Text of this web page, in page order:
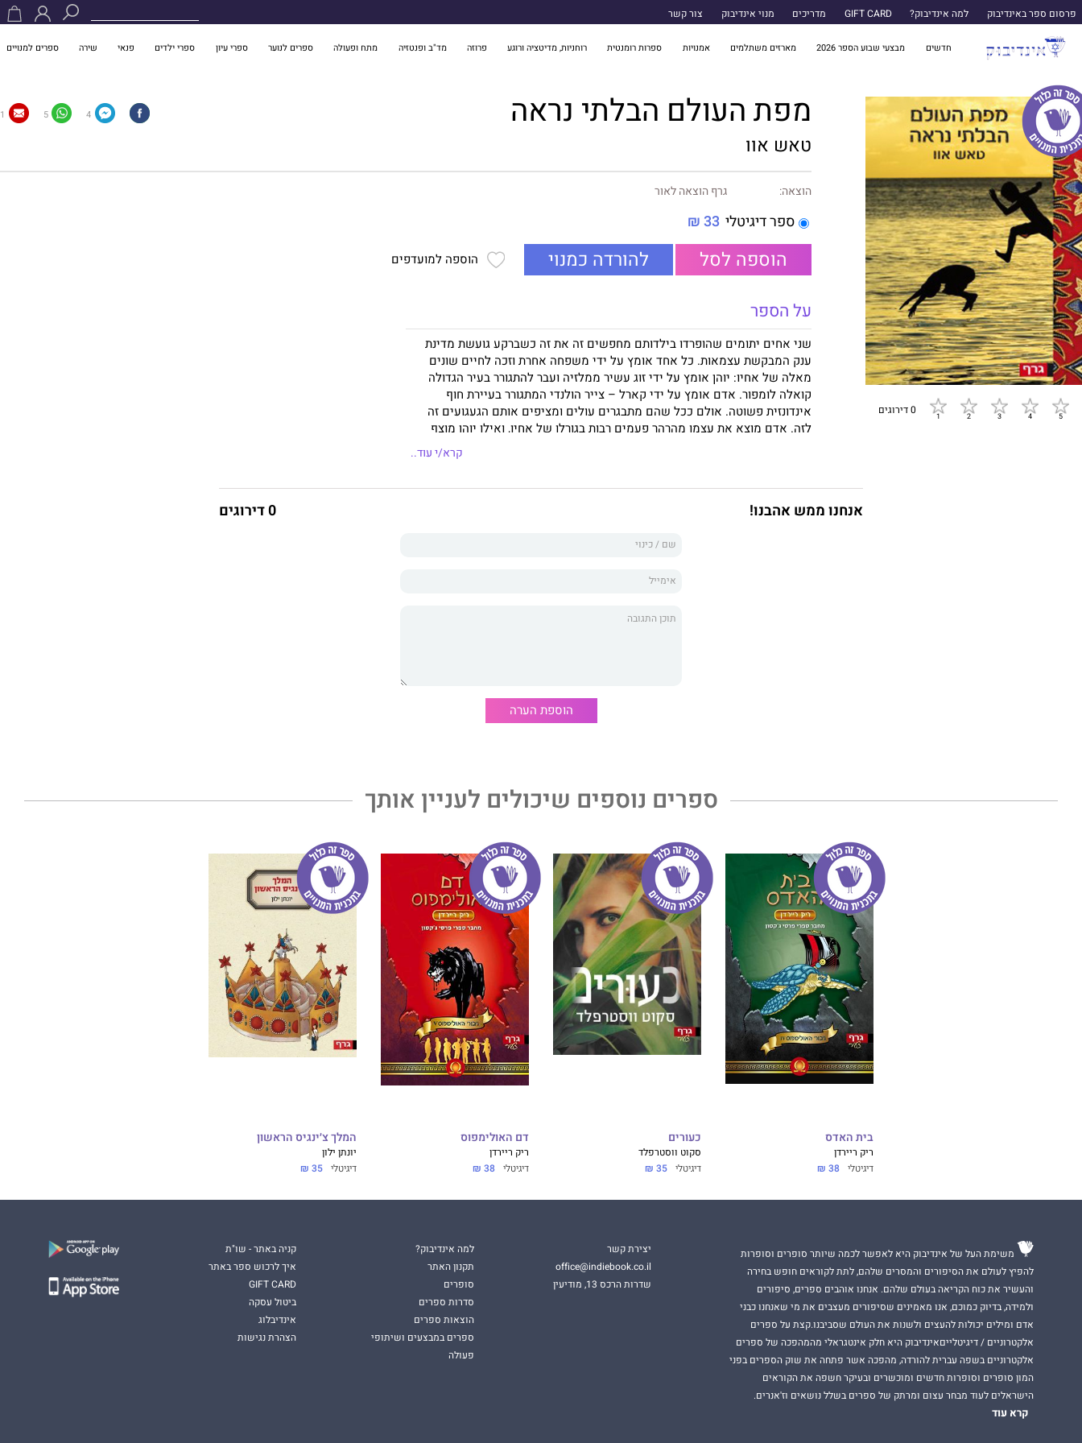
פרסום ספר באינדיבוק למה אינדיבוק? GIFT CARD מדריכים מנוי אינדיבוק צור קשר
חדשים מבצעי שבוע הספר 2026 מארזים משתלמים אמנויות ספרות רומנטית רוחניות, מדיטציה ורוגע פרוזה מד"ב ופנטזיה מתח ופעולה ספרים לנוער ספרי עיון ספרי ילדים פנאי שירה ספרים למנויים
0 דירוגים
מפת העולם הבלתי נראה 4
5
1
טאש אוו
הוצאה: גרף הוצאה לאור
ספר דיגיטלי 33 ₪
הוספה לסל להורדה כמנוי הוספה למועדפים
על הספר
שני אחים יתומים שהופרדו בילדותם מחפשים זה את זה כשברקע גועשת מדינת
ענק המבקשת עצמאות. כל אחד אומץ על ידי משפחה אחרת וזכה לחיים שונים
מאלה של אחיו: יוהן אומץ על ידי זוג עשיר ממלזיה ועבר להתגורר בעיר הגדולה
קואלה לומפור. אדם אומץ על ידי קארל – צייר הולנדי המתגורר בעיירת חוף
אינדונזית פשוטה. אולם ככל שהם מתבגרים עולים ומציפים אותם הגעגועים זה
לזה. אדם מוצא את עצמו מהרהר פעמים רבות בגורלו של אחיו, ואילו יוהן מוצף
רגשות אשמה כשהוא נזכר כיצד נטש את אחיו הצעיר. כל זאת על רקע התגברות
המהומות באינדונזיה של שנות השישים של המאה העשרים. אינדונזיה המבקשת
בידי המורדים, אדם נשבע שיעשה הכל כדי למצוא אותו.
מלחמת אזרחים, דרך סיפורם של שני אחים שכבר מילדותם נלכדו בסיטואציה בלתי
קרא/י עוד..
אנחנו ממש אהבנו! 0 דירוגים
הוספת הערה
ספרים נוספים שיכולים לעניין אותך
בית האדס
ריק ריירדן
דיגיטלי 38 ₪
כעורים
סקוט ווסטרפלד
דיגיטלי 35 ₪
דם האולימפוס
ריק ריירדן
דיגיטלי 38 ₪
המלך צ׳ינגיס הראשון
יונתן ילון
דיגיטלי 35 ₪
משימת העל של אינדיבוק היא לאפשר לכמה שיותר סופרים וסופרות
להפיץ לעולם את הסיפורים והמסרים שלהם, לתת לקוראים חופש בחירה
והעשיר את כוח הקריאה בעולם שלהם. אנחנו אוהבים ספרים, סיפורים
ולמידה, בדיוק כמוכם, אנו מאמינים שסיפורים מעצבים את מי שאנחנו כבני
אדם ומילים יכולות להעצים ולשנות את העולם שסביבנו.קצת על ספרים
אלקטרוניים / דיגיטלייםאינדיבוק היא חלק אינטגראלי מהמהפכה של ספרים
אלקטרוניים בשפה עברית להורדה, מהפכה אשר פתחה את שוק הספרים בפני
המון סופרים וסופרות חדשים ומוכשרים ובעיקר חשפה את הקוראים
הישראלים לעוד מבחר עצום ומרתק של ספרים בשלל נושאים וז'אנרים.
קרא עוד
יצירת קשר
office@indiebook.co.il
שדרות הרכס 13, מודיעין
למה אינדיבוק?
תקנון האתר
סופרים
סדרות ספרים
הוצאות ספרים
ספרים במבצעים ושיתופי
פעולה
קניה באתר - שו"ת
איך לרכוש ספר באתר
GIFT CARD
ביטול עסקה
אינדיבלוג
הצהרת נגישות